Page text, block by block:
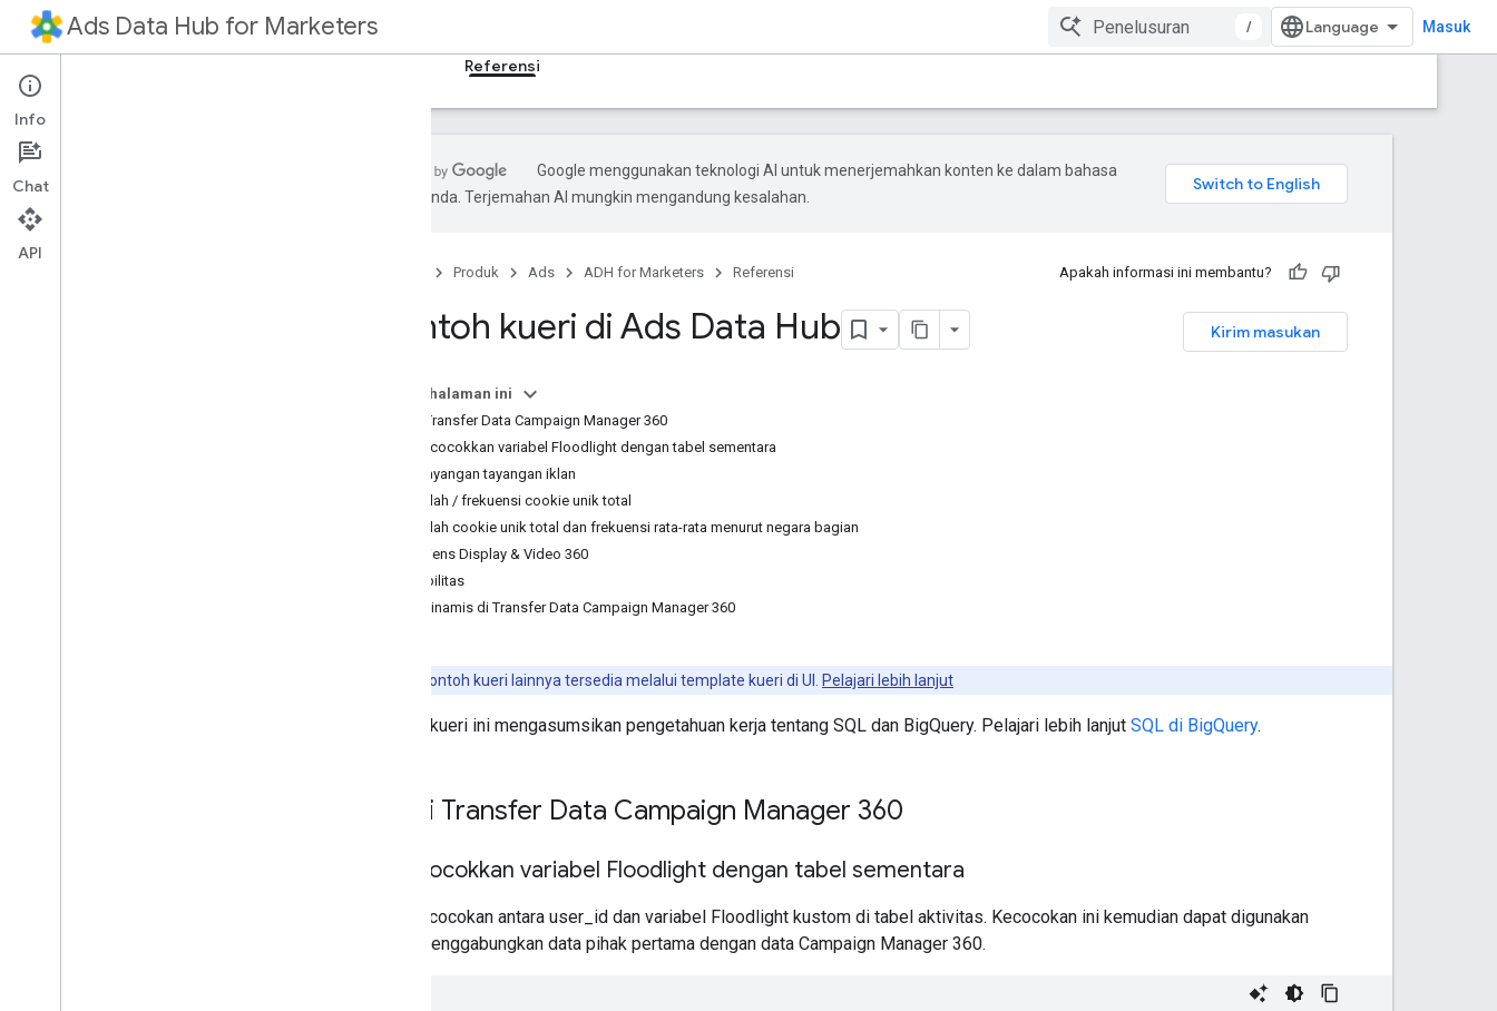
Ads Data Hub for Marketers / Masuk
Referensi
Skema tabel
Kolom yang dapat digabungkan
Google menggunakan teknologi AI untuk menerjemahkan konten ke dalam bahasa
pilihan Anda. Terjemahan AI mungkin mengandung kesalahan.
Produk Ads ADH for Marketers Referensi Apakah informasi ini membantu?
Kirim masukan
Contoh kueri di Ads Data Hub
Pada halaman ini
Kueri Transfer Data Campaign Manager 360
Mencocokkan variabel Floodlight dengan tabel sementara
Penayangan tayangan iklan
Jumlah / frekuensi cookie unik total
Jumlah cookie unik total dan frekuensi rata-rata menurut negara bagian
Audiens Display & Video 360
Visibilitas
Data dinamis di Transfer Data Campaign Manager 360
Contoh kueri lainnya tersedia melalui template kueri di UI. Pelajari lebih lanjut
Contoh kueri ini mengasumsikan pengetahuan kerja tentang SQL dan BigQuery. Pelajari lebih lanjut SQL di BigQuery.
Kueri Transfer Data Campaign Manager 360
Mencocokkan variabel Floodlight dengan tabel sementara
Buat kecocokan antara user_id dan variabel Floodlight kustom di tabel aktivitas. Kecocokan ini kemudian dapat digunakan
untuk menggabungkan data pihak pertama dengan data Campaign Manager 360.
Info
Chat
API